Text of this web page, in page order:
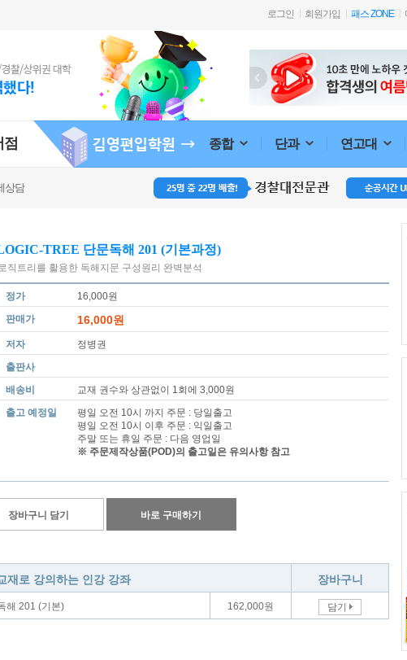
로그인 회원가입 패스 ZONE
종합 단과 연고대
상담
TREE 단문독해 201 (기본과정)
직트리를 활용한 독해지문 구성원리 완벽분석
정가
16,000원
판매가
16,000원
저자
정병권
출판사
배송비
교재 권수와 상관없이 1회에 3,000원
출고 예정일
평일 오전 10시 까지 주문 : 당일출고
평일 오전 10시 이후 주문 : 익일출고
주말 또는 휴일 주문 : 다음 영업일
※ 주문제작상품(POD)의 출고일은 유의사항 참고
장바구니 담기 바로 구매하기
재로 강의하는 인강 강좌 장바구니
해 201 (기본) 162,000원 담기